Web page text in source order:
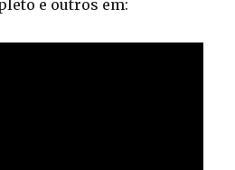
e outros em: